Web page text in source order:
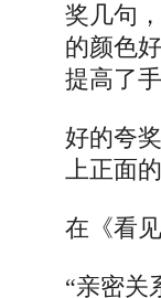
奖几句
的颜色
提高了
好的夸
上正面
在《看
“亲密关